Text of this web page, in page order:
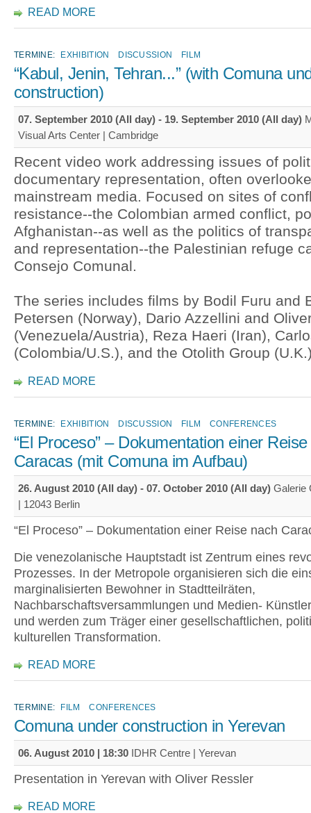
READ MORE
TERMINE: EXHIBITION DISCUSSION FILM
“Kabul, Jenin, Tehran...” (with Comuna
construction)
07. September 2010 (All day) - 19. September 2010 (All day)
Visual Arts Center | Cambridge
Recent video work addressing issues of
documentary representation, often
mainstream media. Focused on sites of
resistance--the Colombian armed conflict,
Afghanistan--as well as the politics of
and representation--the Palestinian refuge
Consejo Comunal.
The series includes films by Bodil Furu and
Petersen (Norway), Dario Azzellini and
(Venezuela/Austria), Reza Haeri (Iran),
(Colombia/U.S.), and the Otolith Group
READ MORE
TERMINE: EXHIBITION DISCUSSION FILM CONFERENCES
“El Proceso” – Dokumentation einer
Caracas (mit Comuna im Aufbau)
26. August 2010 (All day) - 07. October 2010 (All day) Galerie
| 12043 Berlin
“El Proceso” – Dokumentation einer Reise nach
Die venezolanische Hauptstadt ist Zentrum eines
Prozesses. In der Metropole organisieren sich die
marginalisierten Bewohner in Stadtteilräten,
Nachbarschaftsversammlungen und Medien-
und werden zum Träger einer gesellschaftlichen,
kulturellen Transformation.
READ MORE
TERMINE: FILM CONFERENCES
Comuna under construction in Yerevan
06. August 2010 | 18:30 IDHR Centre | Yerevan
Presentation in Yerevan with Oliver Ressler
READ MORE